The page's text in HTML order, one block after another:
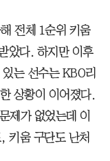
전체 1순위 키움
았다. 하지만 이후
는 선수는 KBO리
상황이 이어졌다.
제가 없었는데 이
키움 구단도 난처